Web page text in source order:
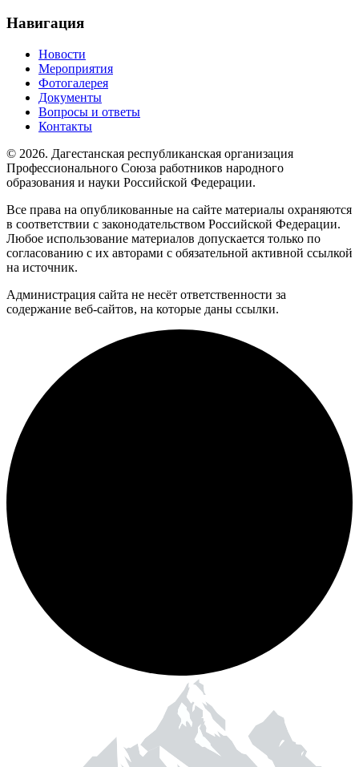
Навигация
Новости
Мероприятия
Фотогалерея
Документы
Вопросы и ответы
Контакты
© 2026. Дагестанская республиканская организация
Профессионального Союза работников народного
образования и науки Российской Федерации.
Все права на опубликованные на сайте материалы охраняются
в соответствии с законодательством Российской Федерации.
Любое использование материалов допускается только по
согласованию с их авторами с обязательной активной ссылкой
на источник.
Администрация сайта не несёт ответственности за
содержание веб-сайтов, на которые даны ссылки.